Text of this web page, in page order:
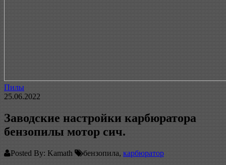
Пилы
25.06.2022
Заводские настройки карбюратора
бензопилы мотор сич.
Posted By: Kamath бензопила, карбюратор